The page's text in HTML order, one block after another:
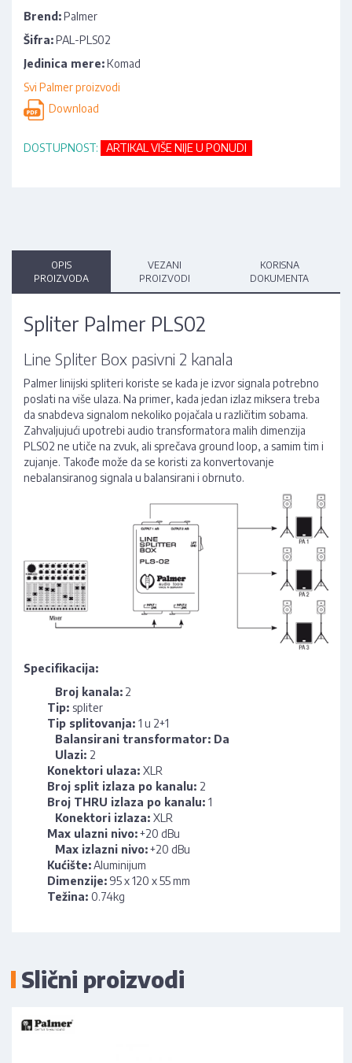
Brend:Palmer
Šifra:PAL-PLS02
Jedinica mere:Komad
Svi Palmer proizvodi
Download
DOSTUPNOST: ARTIKAL VIŠE NIJE U PONUDI
OPIS
PROIZVODA
VEZANI
PROIZVODI
KORISNA
DOKUMENTA
Spliter Palmer PLS02
Line Spliter Box pasivni 2 kanala
Palmer linijski spliteri koriste se kada je izvor signala potrebno
poslati na više ulaza. Na primer, kada jedan izlaz miksera treba
da snabdeva signalom nekoliko pojačala u različitim sobama.
Zahvaljujući upotrebi audio transformatora malih dimenzija
PLS02 ne utiče na zvuk, ali sprečava ground loop, a samim tim i
zujanje. Takođe može da se koristi za konvertovanje
nebalansiranog signala u balansirani i obrnuto.
Specifikacija:
Broj kanala: 2
Tip: spliter
Tip splitovanja: 1 u 2+1
Balansirani transformator: Da
Ulazi: 2
Konektori ulaza: XLR
Broj split izlaza po kanalu: 2
Broj THRU izlaza po kanalu: 1
Konektori izlaza: XLR
Max ulazni nivo:+20 dBu
Max izlazni nivo:+20 dBu
Kućište:Aluminijum
Dimenzije: 95 x 120 x 55 mm
Težina: 0.74kg
Slični proizvodi